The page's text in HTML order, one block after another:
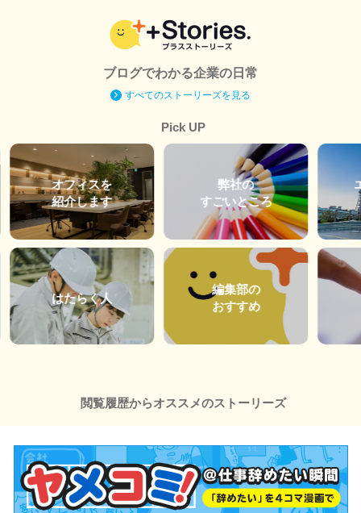
ブログでわかる企業の日常
すべてのストーリーズを見る
Pick UP
オフィスを
紹介します
はたらく人
弊社の
すごいところ
編集部の
おすすめ
閲覧履歴からオススメのストーリーズ